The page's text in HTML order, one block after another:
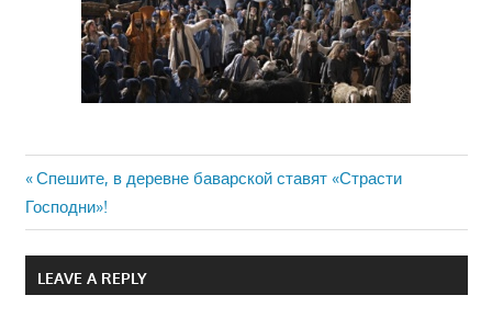
Навигация
по
записям
Previous
Post:
Спешите, в деревне баварской ставят «Страсти
Господни»!
LEAVE A REPLY